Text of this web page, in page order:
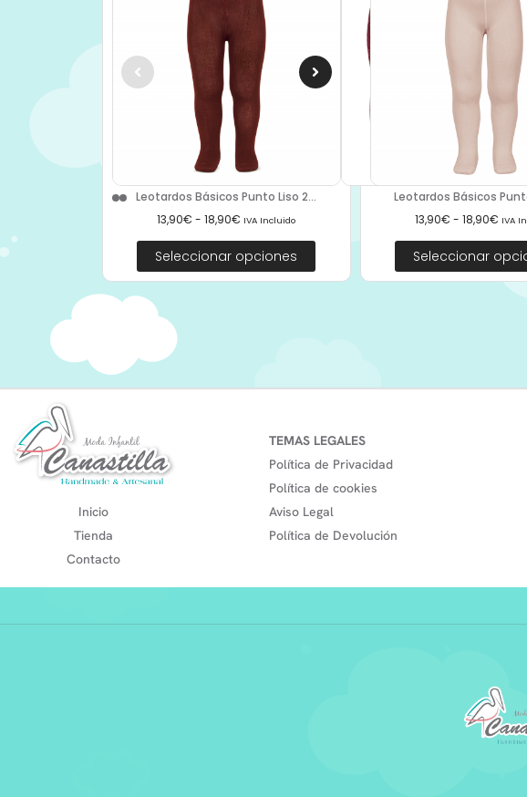
Leotardos Básicos Punto Liso 2...
13,90€ - 18,90€ IVA Incluido
Seleccionar opciones
Leotardos Básicos
13,90€ - 18,90€ IVA
Seleccionar
Inicio
Tienda
Contacto
TEMAS LEGALES
Política de Privacidad
Política de cookies
Aviso Legal
Política de Devolución